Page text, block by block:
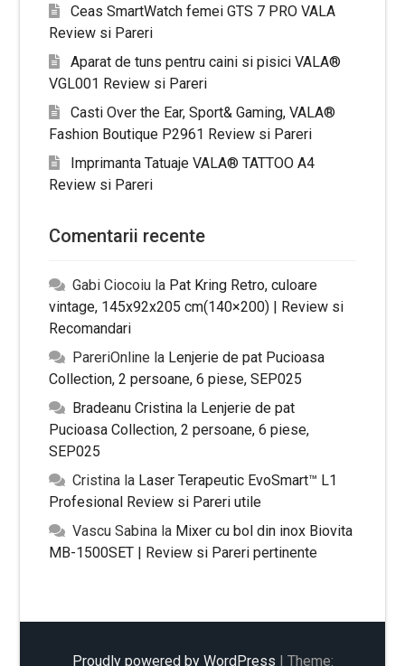
Ceas SmartWatch femei GTS 7 PRO VALA
Review si Pareri
Aparat de tuns pentru caini si pisici VALA®
VGL001 Review si Pareri
Casti Over the Ear, Sport& Gaming, VALA®
Fashion Boutique P2961 Review si Pareri
Imprimanta Tatuaje VALA® TATTOO A4
Review si Pareri
Comentarii recente
Gabi Ciocoiu la Pat Kring Retro, culoare
vintage, 145x92x205 cm(140×200) | Review si
Recomandari
PareriOnline la Lenjerie de pat Pucioasa
Collection, 2 persoane, 6 piese, SEP025
Bradeanu Cristina la Lenjerie de pat
Pucioasa Collection, 2 persoane, 6 piese,
SEP025
Cristina la Laser Terapeutic EvoSmart™ L1
Profesional Review si Pareri utile
Vascu Sabina la Mixer cu bol din inox Biovita
MB-1500SET | Review si Pareri pertinente
Proudly powered by WordPress | Theme: